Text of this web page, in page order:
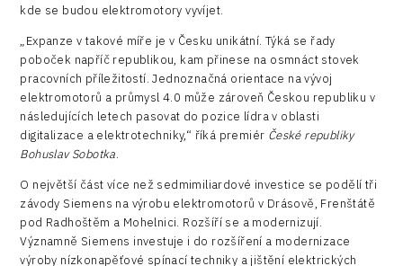
kde se budou elektromotory vyvíjet.
„Expanze v takové míře je v Česku unikátní. Týká se řady
poboček napříč republikou, kam přinese na osmnáct stovek
pracovních příležitostí. Jednoznačná orientace na vývoj
elektromotorů a průmysl 4.0 může zároveň Českou republiku v
následujících letech pasovat do pozice lídra v oblasti
digitalizace a elektrotechniky,“ říká premiér České republiky
Bohuslav Sobotka.
O největší část více než sedmimiliardové investice se podělí tři
závody Siemens na výrobu elektromotorů v Drásově, Frenštátě
pod Radhoštěm a Mohelnici. Rozšíří se a modernizují.
Významně Siemens investuje i do rozšíření a modernizace
výroby nízkonapěťové spínací techniky a jištění elektrických